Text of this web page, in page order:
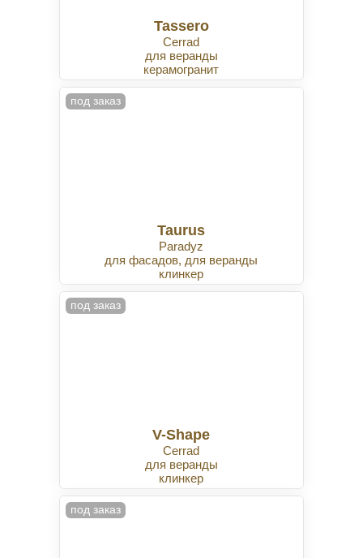
Tassero
Cerrad
для веранды
керамогранит
под заказ
Taurus
Paradyz
для фасадов, для веранды
клинкер
под заказ
V-Shape
Cerrad
для веранды
клинкер
под заказ